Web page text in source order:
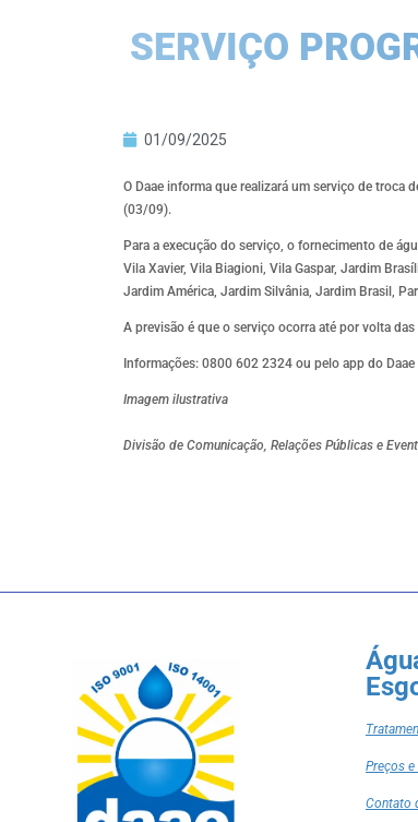
SERVIÇO
01/09/2025
O Daae informa que realizará um serviço de troca
(03/09).
Para a execução do serviço, o fornecimento de
Vila Xavier, Vila Biagioni, Vila Gaspar, Jardim
Jardim América, Jardim Silvânia, Jardim Brasil,
A previsão é que o serviço ocorra até por volta
Informações: 0800 602 2324 ou pelo app do Daae
Imagem ilustrativa
Divisão de Comunicação, Relações Públicas e
Preços e
Contato